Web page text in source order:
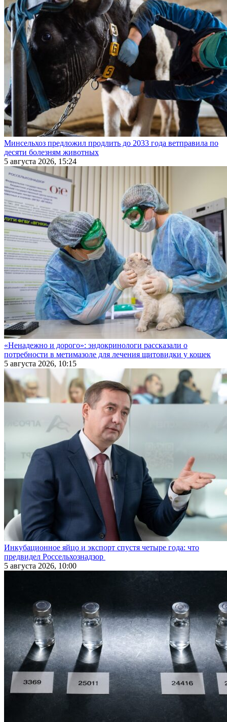
Минсельхоз предложил продлить до 2033 года ветправила по
десяти болезням животных
5 августа 2026, 15:24
«Ненадежно и дорого»: эндокринологи рассказали о
потребности в метимазоле для лечения щитовидки у кошек
5 августа 2026, 10:15
Инкубационное яйцо и экспорт спустя четыре года: что
предвидел Россельхознадзор
5 августа 2026, 10:00